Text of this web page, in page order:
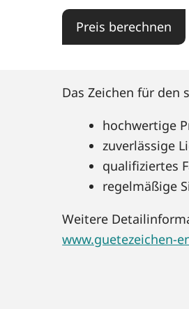
Preis berechnen
Das Zeichen für den
hochwertige
zuverlässige
qualifiziertes
regelmäßige
Weitere
www.guetezeichen-